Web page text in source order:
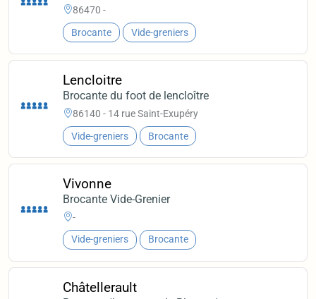
86470 -
Brocante Vide-greniers
Lencloitre
Brocante du foot de lencloître
86140 - 14 rue Saint-Exupéry
Vide-greniers Brocante
Vivonne
Brocante Vide-Grenier
-
Vide-greniers Brocante
Châtellerault